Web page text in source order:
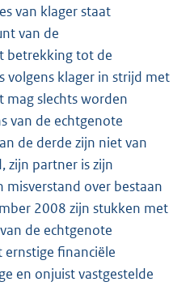
van klager staat
van de
betrekking tot de
volgens klager in strijd met
mag slechts worden
van de echtgenote
de derde zijn niet van
zijn partner is zijn
misverstand over bestaan
2008 zijn stukken met
de echtgenote
ernstige financiële
en onjuist vastgestelde